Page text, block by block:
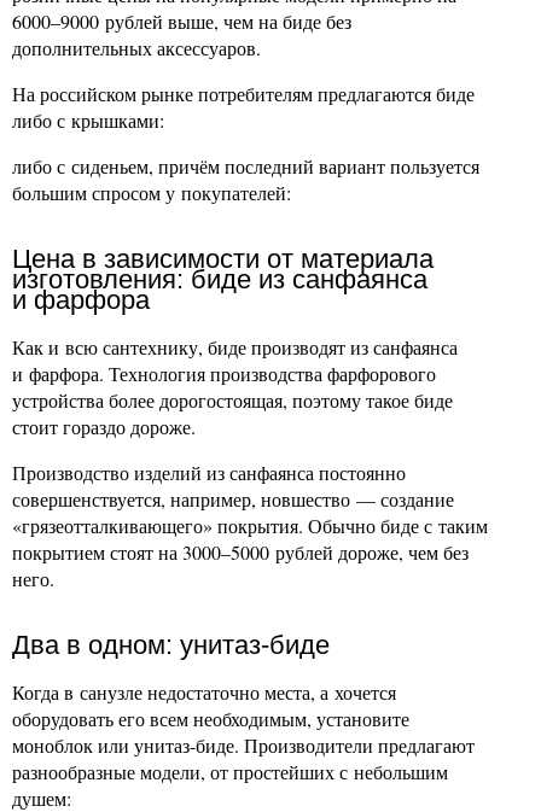
6000–9000 рублей выше, чем на биде без
дополнительных аксессуаров.
На российском рынке потребителям предлагаются биде
либо с крышками:
либо с сиденьем, причём последний вариант пользуется
большим спросом у покупателей:
Цена в зависимости от материала
изготовления: биде из санфаянса
и фарфора
Как и всю сантехнику, биде производят из санфаянса
и фарфора. Технология производства фарфорового
устройства более дорогостоящая, поэтому такое биде
стоит гораздо дороже.
Производство изделий из санфаянса постоянно
совершенствуется, например, новшество — создание
«грязеотталкивающего» покрытия. Обычно биде с таким
покрытием стоят на 3000–5000 рублей дороже, чем без
него.
Два в одном: унитаз-биде
Когда в санузле недостаточно места, а хочется
оборудовать его всем необходимым, установите
моноблок или унитаз-биде. Производители предлагают
разнообразные модели, от простейших с небольшим
душем: